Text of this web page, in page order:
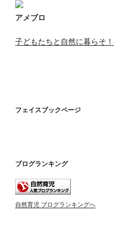
アメブロ
子どもたちと自然に暮らそ！
フェイスブックページ
ブログランキング
自然育児 ブログランキングへ